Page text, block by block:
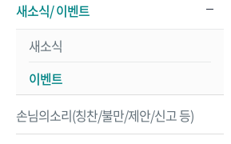
새소식/ 이벤트
새소식
이벤트
손님의소리(칭찬/불만/제안/신고 등)